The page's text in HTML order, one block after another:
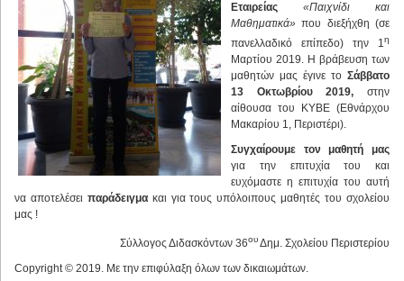
Εταιρείας
«Παιχνίδι και
Μαθηματικά» που διεξήχθη (σε
πανελλαδικό επίπεδο) την 1η
Μαρτίου 2019. Η βράβευση των
μαθητών μας έγινε το Σάββατο
13 Οκτωβρίου 2019, στην
αίθουσα του ΚΥΒΕ (Εθνάρχου
Μακαρίου 1, Περιστέρι).
Συγχαίρουμε τον μαθητή μας
για την επιτυχία του και
ευχόμαστε η επιτυχία του αυτή
να αποτελέσει παράδειγμα και για τους υπόλοιπους μαθητές του σχολείου
μας !
Σύλλογος Διδασκόντων 36ουΔημ. Σχολείου Περιστερίου
Copyright © 2019. Με την επιφύλαξη όλων των δικαιωμάτων.